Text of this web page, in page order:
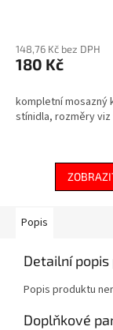
148,76 Kč bez DPH
180 Kč
kompletní mosazný
stínidla, rozměry
Popis
Detailní
Popis produktu
Doplňkové